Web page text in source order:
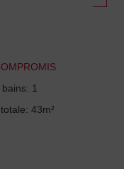
1
43m²